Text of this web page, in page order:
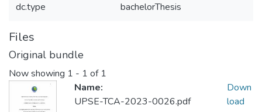
dc.type bachelorThesis
Files
Original bundle
Now showing 1 - 1 of 1
Name:
UPSE-TCA-2023-0026.pdf
Down
load